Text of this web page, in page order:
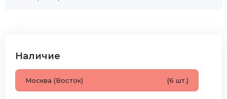
Наличие
Москва (Восток) (6 шт.)